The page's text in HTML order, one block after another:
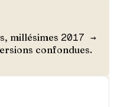
millésimes 2017 →
confondues.